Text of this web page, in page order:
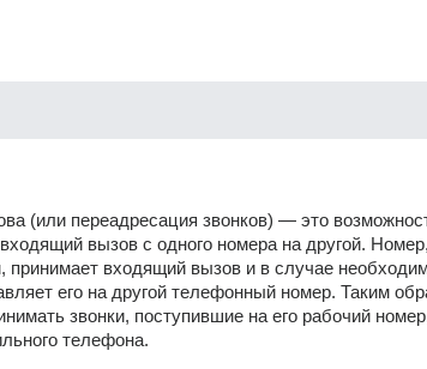
(или переадресация звонков) — это
вызов с одного номера на другой.
принимает входящий вызов и в случае
его на другой телефонный номер. Таким
звонки, поступившие на его рабочий
телефона.